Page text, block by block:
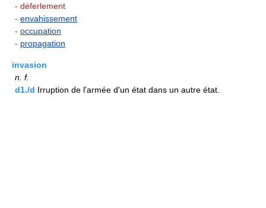
- déferlement
- envahissement
- occupation
- propagation
invasion
n. f.
d1./d Irruption de l'armée d'un état dans un autre état.